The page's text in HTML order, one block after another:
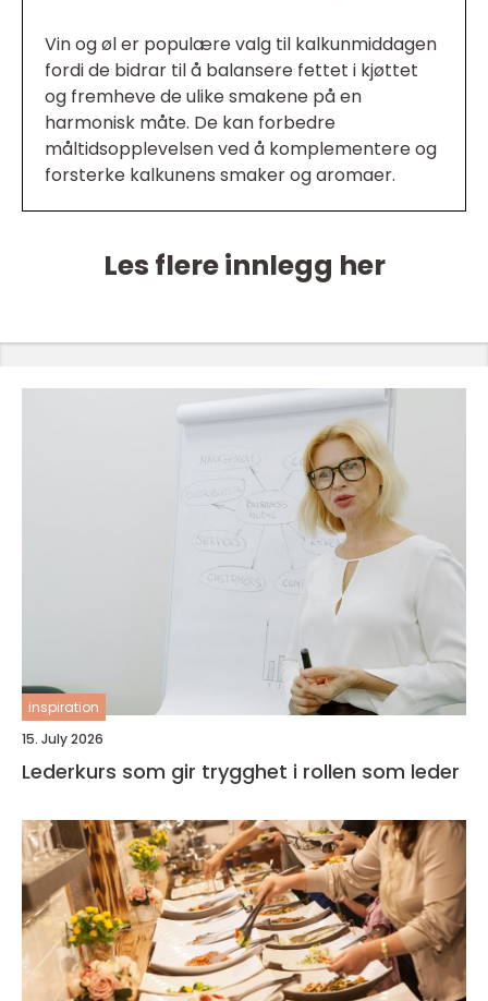
Vin og øl er populære valg til kalkunmiddagen
fordi de bidrar til å balansere fettet i kjøttet
og fremheve de ulike smakene på en
harmonisk måte. De kan forbedre
måltidsopplevelsen ved å komplementere og
forsterke kalkunens smaker og aromaer.
Les flere innlegg her
inspiration
15. July 2026
Lederkurs som gir trygghet i rollen som leder